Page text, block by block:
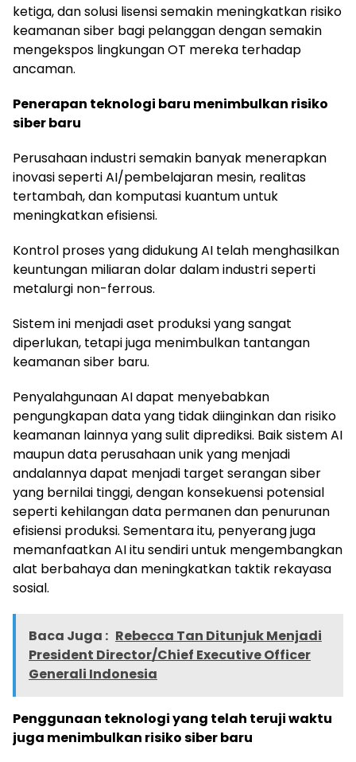
ketiga, dan solusi lisensi semakin meningkatkan risiko
keamanan siber bagi pelanggan dengan semakin
mengekspos lingkungan OT mereka terhadap
ancaman.
Penerapan teknologi baru menimbulkan risiko
siber baru
Perusahaan industri semakin banyak menerapkan
inovasi seperti AI/pembelajaran mesin, realitas
tertambah, dan komputasi kuantum untuk
meningkatkan efisiensi.
Kontrol proses yang didukung AI telah menghasilkan
keuntungan miliaran dolar dalam industri seperti
metalurgi non-ferrous.
Sistem ini menjadi aset produksi yang sangat
diperlukan, tetapi juga menimbulkan tantangan
keamanan siber baru.
Penyalahgunaan AI dapat menyebabkan
pengungkapan data yang tidak diinginkan dan risiko
keamanan lainnya yang sulit diprediksi. Baik sistem AI
maupun data perusahaan unik yang menjadi
andalannya dapat menjadi target serangan siber
yang bernilai tinggi, dengan konsekuensi potensial
seperti kehilangan data permanen dan penurunan
efisiensi produksi. Sementara itu, penyerang juga
memanfaatkan AI itu sendiri untuk mengembangkan
alat berbahaya dan meningkatkan taktik rekayasa
sosial.
Baca Juga : Rebecca Tan Ditunjuk Menjadi
President Director/Chief Executive Officer
Generali Indonesia
Penggunaan teknologi yang telah teruji waktu
juga menimbulkan risiko siber baru